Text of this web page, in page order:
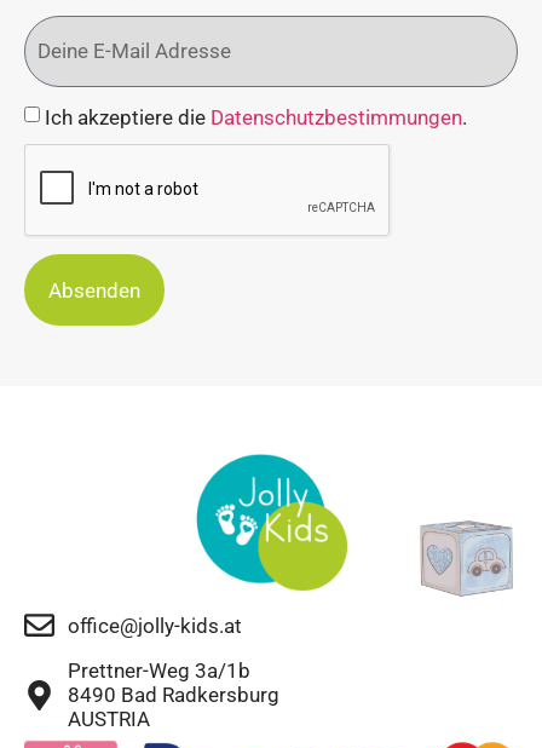
Ich akzeptiere die Datenschutzbestimmungen.
Absenden
office@jolly-kids.at
Prettner-Weg 3a/1b
8490 Bad Radkersburg
AUSTRIA